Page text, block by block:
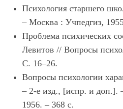
Психология старшего
– Москва : Учпедгиз,
Проблема психических
Левитов // Вопросы
С. 16–26.
Вопросы психологии
– 2-е изд., [испр. и доп.].
1956. – 368 с.